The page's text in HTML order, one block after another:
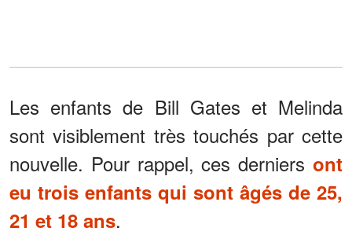
Les enfants de Bill Gates et Melinda
sont visiblement très touchés par cette
nouvelle. Pour rappel, ces derniers ont
eu trois enfants qui sont âgés de 25,
21 et 18 ans.